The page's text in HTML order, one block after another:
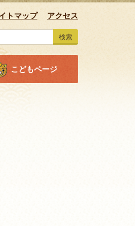
トマップ アクセス
検索
こどもページ